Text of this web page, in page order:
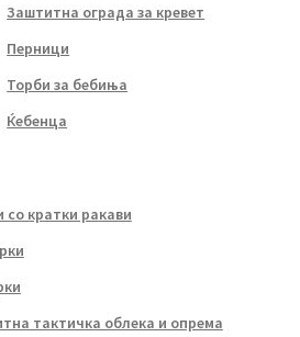
Заштитна ограда за кревет
Перници
Торби за бебиња
Ќебенца
со кратки ракави
тактичка облека и опрема